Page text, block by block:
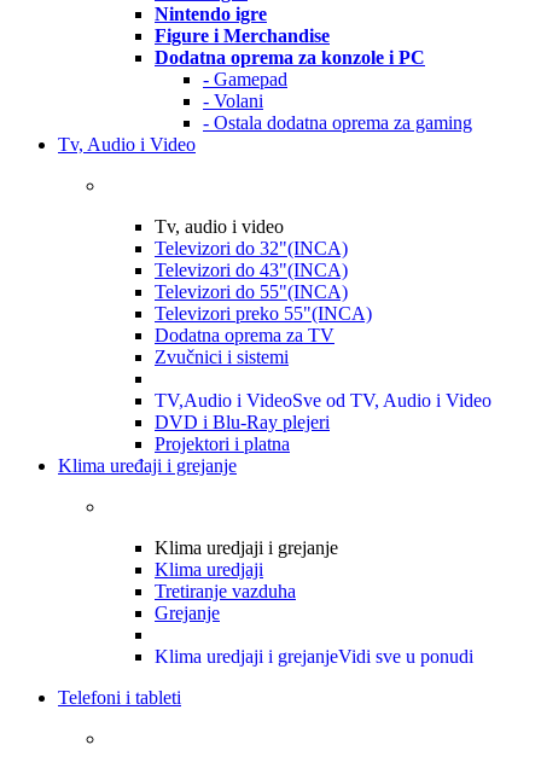
Nintendo igre
Figure i Merchandise
Dodatna oprema za konzole i PC
- Gamepad
- Volani
- Ostala dodatna oprema za gaming
Tv, Audio i Video
Tv, audio i video
Televizori do 32"(INCA)
Televizori do 43"(INCA)
Televizori do 55"(INCA)
Televizori preko 55"(INCA)
Dodatna oprema za TV
Zvučnici i sistemi
TV,Audio i VideoSve od TV, Audio i Video
DVD i Blu-Ray plejeri
Projektori i platna
Klima uređaji i grejanje
Klima uredjaji i grejanje
Klima uredjaji
Tretiranje vazduha
Grejanje
Klima uredjaji i grejanjeVidi sve u ponudi
Telefoni i tableti